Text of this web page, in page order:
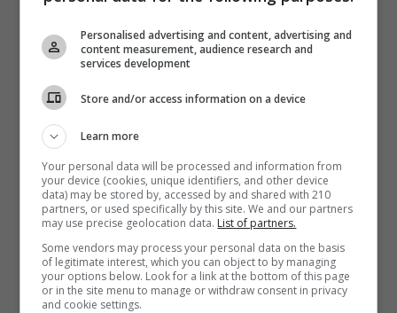
Personalised advertising and content, advertising and
content measurement, audience research and
services development
Store and/or access information on a device
Learn more
Your personal data will be processed and information from
your device (cookies, unique identifiers, and other device
data) may be stored by, accessed by and shared with 210
partners, or used specifically by this site. We and our partners
may use precise geolocation data. List of partners.
Some vendors may process your personal data on the basis
of legitimate interest, which you can object to by managing
your options below. Look for a link at the bottom of this page
or in the site menu to manage or withdraw consent in privacy
and cookie settings.